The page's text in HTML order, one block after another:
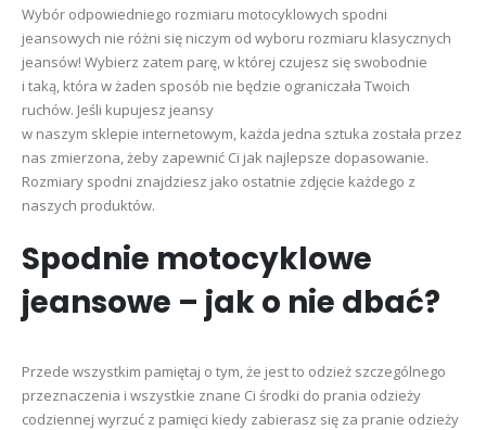
Wybór odpowiedniego rozmiaru motocyklowych spodni
jeansowych nie różni się niczym od wyboru rozmiaru klasycznych
jeansów! Wybierz zatem parę, w której czujesz się swobodnie
i taką, która w żaden sposób nie będzie ograniczała Twoich
ruchów. Jeśli kupujesz jeansy
w naszym sklepie internetowym, każda jedna sztuka została przez
nas zmierzona, żeby zapewnić Ci jak najlepsze dopasowanie.
Rozmiary spodni znajdziesz jako ostatnie zdjęcie każdego z
naszych produktów.
Spodnie motocyklowe
jeansowe – jak o nie dbać?
Przede wszystkim pamiętaj o tym, że jest to odzież szczególnego
przeznaczenia i wszystkie znane Ci środki do prania odzieży
codziennej wyrzuć z pamięci kiedy zabierasz się za pranie odzieży